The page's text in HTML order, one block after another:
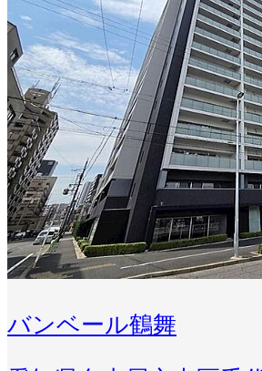
バンベール鶴舞